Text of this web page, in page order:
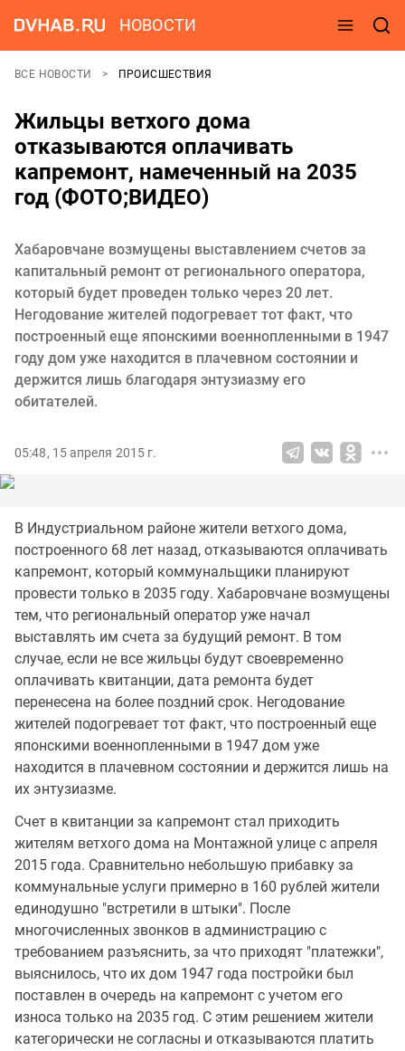
НОВОСТИ
ВСЕ НОВОСТИ ПРОИСШЕСТВИЯ
Жильцы ветхого дома
отказываются оплачивать
капремонт, намеченный на 2035
год (ФОТО;ВИДЕО)
Хабаровчане возмущены выставлением счетов за
капитальный ремонт от регионального оператора,
который будет проведен только через 20 лет.
Негодование жителей подогревает тот факт, что
построенный еще японскими военнопленными в 1947
году дом уже находится в плачевном состоянии и
держится лишь благодаря энтузиазму его
обитателей.
05:48, 15 апреля 2015 г.
В Индустриальном районе жители ветхого дома,
построенного 68 лет назад, отказываются оплачивать
капремонт, который коммунальщики планируют
провести только в 2035 году. Хабаровчане возмущены
тем, что региональный оператор уже начал
выставлять им счета за будущий ремонт. В том
случае, если не все жильцы будут своевременно
оплачивать квитанции, дата ремонта будет
перенесена на более поздний срок. Негодование
жителей подогревает тот факт, что построенный еще
японскими военнопленными в 1947 дом уже
находится в плачевном состоянии и держится лишь на
их энтузиазме.
Счет в квитанции за капремонт стал приходить
жителям ветхого дома на Монтажной улице с апреля
2015 года. Сравнительно небольшую прибавку за
коммунальные услуги примерно в 160 рублей жители
единодушно "встретили в штыки". После
многочисленных звонков в администрацию с
требованием разъяснить, за что приходят "платежки",
выяснилось, что их дом 1947 года постройки был
поставлен в очередь на капремонт с учетом его
износа только на 2035 год. С этим решением жители
категорически не согласны и отказываются платить